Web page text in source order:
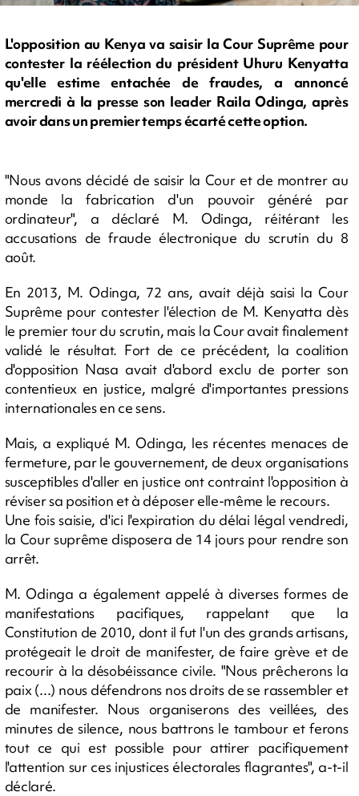
L'opposition au Kenya va saisir la Cour Suprême pour
contester la réélection du président Uhuru Kenyatta
qu'elle estime entachée de fraudes, a annoncé
mercredi à la presse son leader Raila Odinga, après
avoir dans un premier temps écarté cette option.
"Nous avons décidé de saisir la Cour et de montrer au
monde la fabrication d'un pouvoir généré par
ordinateur", a déclaré M. Odinga, réitérant les
accusations de fraude électronique du scrutin du 8
août.
En 2013, M. Odinga, 72 ans, avait déjà saisi la Cour
Suprême pour contester l'élection de M. Kenyatta dès
le premier tour du scrutin, mais la Cour avait finalement
validé le résultat. Fort de ce précédent, la coalition
d'opposition Nasa avait d'abord exclu de porter son
contentieux en justice, malgré d'importantes pressions
internationales en ce sens.
Mais, a expliqué M. Odinga, les récentes menaces de
fermeture, par le gouvernement, de deux organisations
susceptibles d'aller en justice ont contraint l'opposition à
réviser sa position et à déposer elle-même le recours.
Une fois saisie, d'ici l'expiration du délai légal vendredi,
la Cour suprême disposera de 14 jours pour rendre son
arrêt.
M. Odinga a également appelé à diverses formes de
manifestations pacifiques, rappelant que la
Constitution de 2010, dont il fut l'un des grands artisans,
protégeait le droit de manifester, de faire grève et de
recourir à la désobéissance civile. "Nous prêcherons la
paix (...) nous défendrons nos droits de se rassembler et
de manifester. Nous organiserons des veillées, des
minutes de silence, nous battrons le tambour et ferons
tout ce qui est possible pour attirer pacifiquement
l'attention sur ces injustices électorales flagrantes", a-t-il
déclaré.